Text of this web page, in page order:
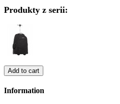
Produkty z serii:
Add to cart
Information